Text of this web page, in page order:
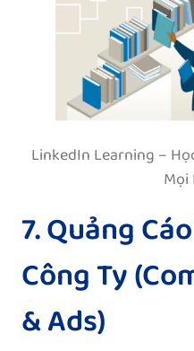
LinkedIn Learning –
Mọi
7. Quảng
Công Ty
& Ads)